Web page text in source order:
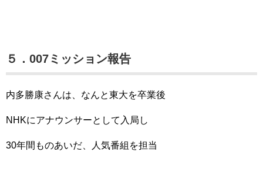
５．007ミッション報告
内多勝康さんは、なんと東大を卒業後
NHKにアナウンサーとして入局し
30年間ものあいだ、人気番組を担当